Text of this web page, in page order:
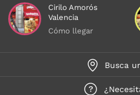
Cirilo Amorós
Valencia
Cómo llegar
Busca